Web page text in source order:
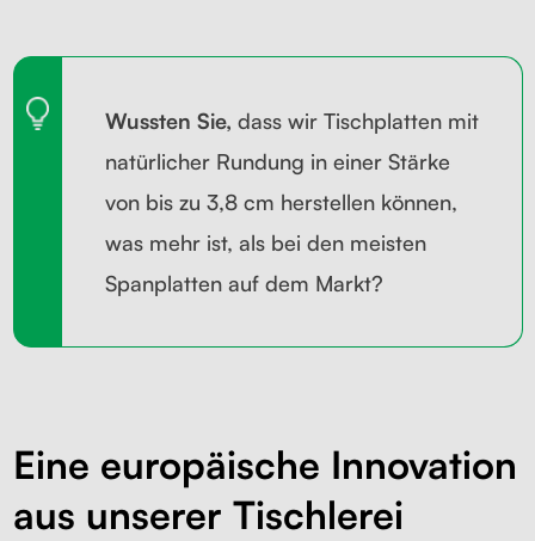
Wussten Sie, dass wir Tischplatten mit
natürlicher Rundung in einer Stärke
von bis zu 3,8 cm herstellen können,
was mehr ist, als bei den meisten
Spanplatten auf dem Markt?
Eine europäische Innovation
aus unserer Tischlerei